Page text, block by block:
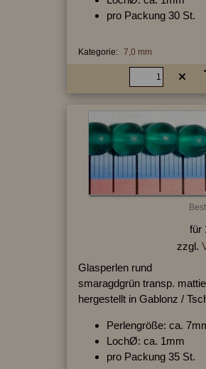
pro Packung 30 St.
Kategorie: 7,0 mm
für
zzgl.
Glasperlen rund
smaragdgrün transp.
hergestellt in Gablonz /
Perlengröße: ca.
LochØ: ca. 1mm
pro Packung 35 St.